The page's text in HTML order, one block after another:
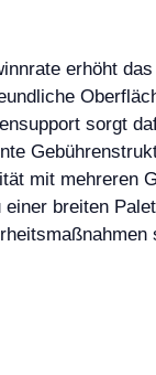
erhöht
sorgt
mit mehreren
einer breiten